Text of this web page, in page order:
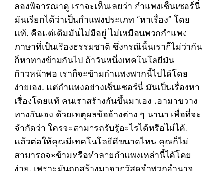
ลองพิจารณาดู เราจะเห็นเลยว่า กำแพงเซ็นเซอร์นี่
มันเรียกได้ว่าเป็นกำแพงประเภท “หาเรื่อง” โดย
แท้. คือแต่เดิมมันไม่มีอยู่ ไม่เหมือนพวกกำแพง
ภาษาที่เป็นเรื่องธรรมชาติ ซึ่งกรณีนั้นเราก็ไม่ว่ากัน
ก็หาทางข้ามกันไป ถ้าวันหนึ่งเทคโนโลยีมัน
ก้าวหน้าพอ เราก็จะข้ามกำแพงพวกนี้ไปได้โดย
ง่ายเอง. แต่กำแพงอย่างเซ็นเซอร์นี่ มันเป็นเรื่องหา
เรื่องโดยแท้ คนเราสร้างกันขึ้นมาเอง เอามาขวาง
ทางกันเอง ด้วยเหตุผลข้ออ้างต่าง ๆ นานา เพื่อที่จะ
จำกัดว่า ใครจะสามารถรับรู้อะไรได้หรือไม่ได้.
แล้วต่อให้คุณมีเทคโนโลยีดีขนาดไหน คุณก็ไม่
สามารถจะข้ามหรือทำลายกำแพงเหล่านี้ได้โดย
ง่าย. เพราะมันถูกสร้างมาจากวัสดุจำพวกอำนาจ